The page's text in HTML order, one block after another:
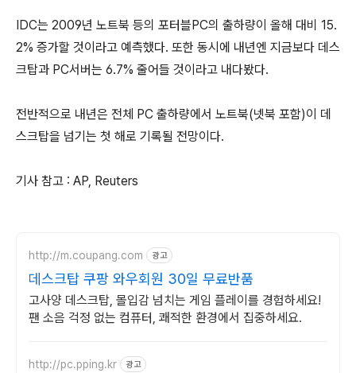
IDC는 2009년 노트북 등의 포터블PC의 출하량이 올해 대비 15.
2% 증가할 것이라고 예측했다. 또한 동시에 내년엔 지금보다 데스
크탑과 PC서버는 6.7% 줄어들 것이라고 내다봤다.
전반적으로 내년은 전체 PC 출하량에서 노트북(넷북 포함)이 데
스크탑을 넘기는 첫 해로 기록될 전망이다.
기사 참고 : AP, Reuters
http://m.coupang.com 광고
데스크탑 쿠팡 와우회원 30일 무료반품
고사양 데스크탑, 몰입감 넘치는 게임 플레이를 경험하세요!
팬 소음 걱정 없는 컴퓨터, 쾌적한 환경에서 집중하세요.
http://pc.pping.kr 광고